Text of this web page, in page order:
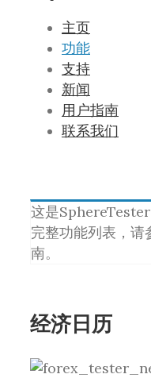
主页
功能
支持
新闻
用户指南
联系我们
这是
完整功能列表，
南。
经济日历